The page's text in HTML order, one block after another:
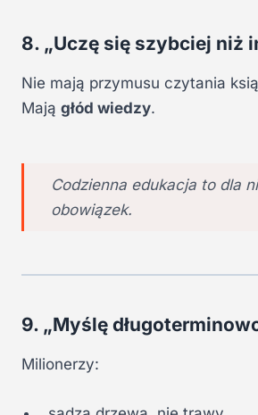
8. „Uczę się szybciej niż
Nie mają przymusu czytania
Mają głód wiedzy.
Codzienna edukacja to dla
obowiązek.
9. „Myślę
Milionerzy: